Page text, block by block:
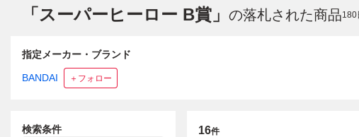
「スーパーヒーロー B賞」 の落札された商品180
指定メーカー・ブランド
BANDAI ＋フォロー
16件
検索条件